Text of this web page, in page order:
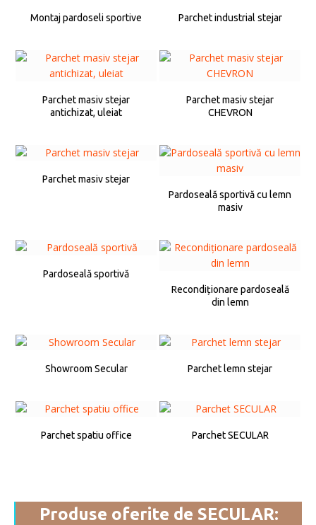
Montaj pardoseli sportive Parchet industrial stejar
Parchet masiv stejar
antichizat, uleiat
Parchet masiv stejar
CHEVRON
Parchet masiv stejar
Pardoseală sportivă cu lemn
masiv
Pardoseală sportivă
Recondiționare pardoseală
din lemn
Showroom Secular Parchet lemn stejar
Parchet spatiu office Parchet SECULAR
Produse oferite de SECULAR: